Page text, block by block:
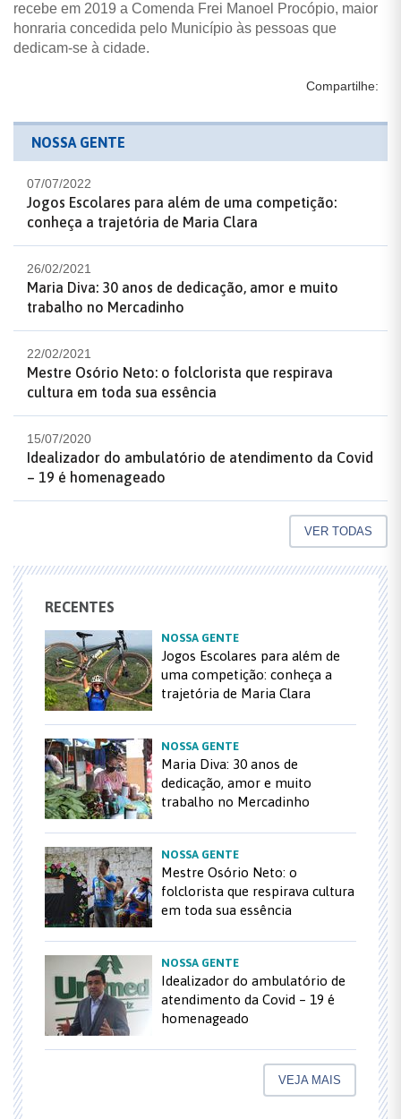
recebe em 2019 a Comenda Frei Manoel Procópio, maior
honraria concedida pelo Município às pessoas que
dedicam-se à cidade.
Compartilhe:
NOSSA GENTE
07/07/2022
Jogos Escolares para além de uma competição:
conheça a trajetória de Maria Clara
26/02/2021
Maria Diva: 30 anos de dedicação, amor e muito
trabalho no Mercadinho
22/02/2021
Mestre Osório Neto: o folclorista que respirava
cultura em toda sua essência
15/07/2020
Idealizador do ambulatório de atendimento da Covid
– 19 é homenageado
VER TODAS
RECENTES
NOSSA GENTE
Jogos Escolares para além de
uma competição: conheça a
trajetória de Maria Clara
NOSSA GENTE
Maria Diva: 30 anos de
dedicação, amor e muito
trabalho no Mercadinho
NOSSA GENTE
Mestre Osório Neto: o
folclorista que respirava cultura
em toda sua essência
NOSSA GENTE
Idealizador do ambulatório de
atendimento da Covid – 19 é
homenageado
VEJA MAIS